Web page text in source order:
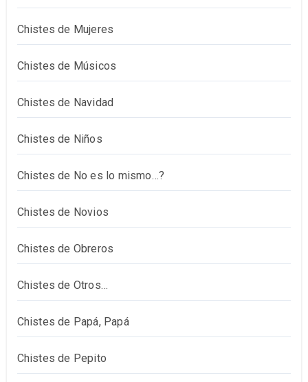
Chistes de Mujeres
Chistes de Músicos
Chistes de Navidad
Chistes de Niños
Chistes de No es lo mismo…?
Chistes de Novios
Chistes de Obreros
Chistes de Otros…
Chistes de Papá, Papá
Chistes de Pepito